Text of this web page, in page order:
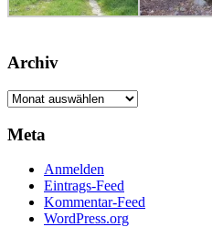
Archiv
Archiv
Meta
Anmelden
Eintrags-Feed
Kommentar-Feed
WordPress.org